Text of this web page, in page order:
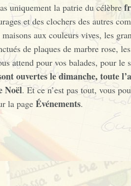
uniquement la patrie du célèbre
et des clochers des autres
aux couleurs vives, les
de plaques de marbre rose,
attend pour vos balades, pour le
ouvertes le dimanche, toute
Noël. Et ce n’est pas tout, vous
la page Événements.